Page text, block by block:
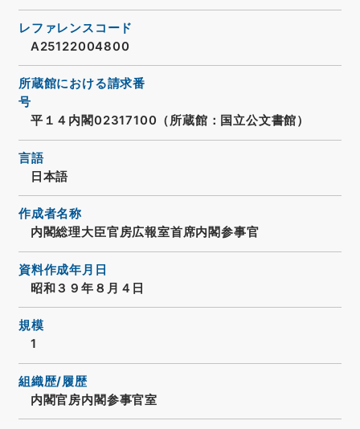
レファレンスコード
A25122004800
所蔵館における請求番
号
平１４内閣02317100（所蔵館：国立公文書館）
言語
日本語
作成者名称
内閣総理大臣官房広報室首席内閣参事官
資料作成年月日
昭和３９年８月４日
規模
1
組織歴/履歴
内閣官房内閣参事官室